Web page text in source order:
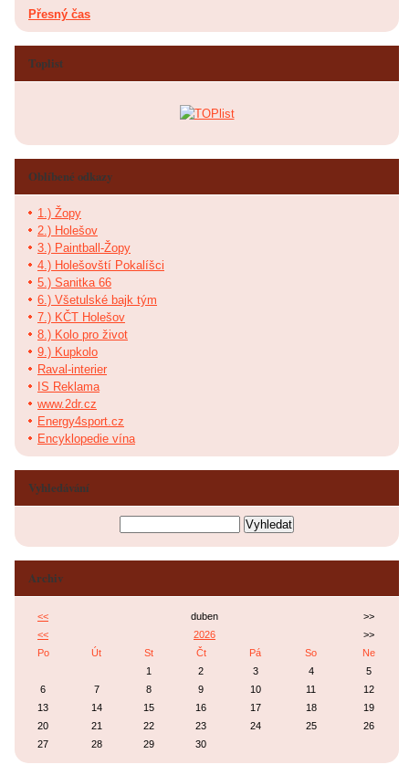
Přesný čas
Toplist
Oblíbené odkazy
1.) Žopy
2.) Holešov
3.) Paintball-Žopy
4.) Holešovští Pokalíšci
5.) Sanitka 66
6.) Všetulské bajk tým
7.) KČT Holešov
8.) Kolo pro život
9.) Kupkolo
Raval-interier
IS Reklama
www.2dr.cz
Energy4sport.cz
Encyklopedie vína
Vyhledávání
Archiv
<< duben
>>
<<
2026
>>
Po
Út St Čt Pá So
Ne
1
2 3 4
5
6
7 8 9 10 11
12
13
14 15 16 17 18
19
20
21 22 23 24 25
26
27
28 29 30